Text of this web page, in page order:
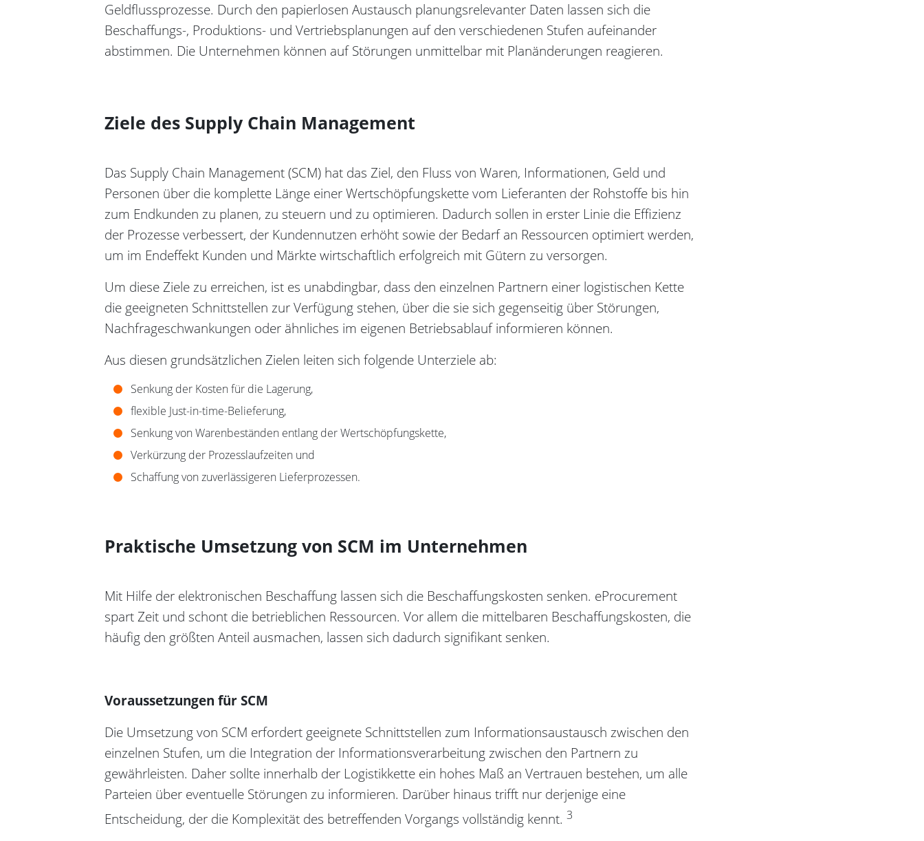
Geldflussprozesse. Durch den papierlosen Austausch planungsrelevanter Daten lassen sich die
Beschaffungs-, Produktions- und Vertriebsplanungen auf den verschiedenen Stufen aufeinander
abstimmen. Die Unternehmen können auf Störungen unmittelbar mit Planänderungen reagieren.
Ziele des Supply Chain Management
Das Supply Chain Management (SCM) hat das Ziel, den Fluss von Waren, Informationen, Geld und
Personen über die komplette Länge einer Wertschöpfungskette vom Lieferanten der Rohstoffe bis hin
zum Endkunden zu planen, zu steuern und zu optimieren. Dadurch sollen in erster Linie die Effizienz
der Prozesse verbessert, der Kundennutzen erhöht sowie der Bedarf an Ressourcen optimiert werden,
um im Endeffekt Kunden und Märkte wirtschaftlich erfolgreich mit Gütern zu versorgen.
Um diese Ziele zu erreichen, ist es unabdingbar, dass den einzelnen Partnern einer logistischen Kette
die geeigneten Schnittstellen zur Verfügung stehen, über die sie sich gegenseitig über Störungen,
Nachfrageschwankungen oder ähnliches im eigenen Betriebsablauf informieren können.
Aus diesen grundsätzlichen Zielen leiten sich folgende Unterziele ab:
Senkung der Kosten für die Lagerung,
flexible Just-in-time-Belieferung,
Senkung von Warenbeständen entlang der Wertschöpfungskette,
Verkürzung der Prozesslaufzeiten und
Schaffung von zuverlässigeren Lieferprozessen.
Praktische Umsetzung von SCM im Unternehmen
Mit Hilfe der elektronischen Beschaffung lassen sich die Beschaffungskosten senken. eProcurement
spart Zeit und schont die betrieblichen Ressourcen. Vor allem die mittelbaren Beschaffungskosten, die
häufig den größten Anteil ausmachen, lassen sich dadurch signifikant senken.
Voraussetzungen für SCM
Die Umsetzung von SCM erfordert geeignete Schnittstellen zum Informationsaustausch zwischen den
einzelnen Stufen, um die Integration der Informationsverarbeitung zwischen den Partnern zu
gewährleisten. Daher sollte innerhalb der Logistikkette ein hohes Maß an Vertrauen bestehen, um alle
Parteien über eventuelle Störungen zu informieren. Darüber hinaus trifft nur derjenige eine
Entscheidung, der die Komplexität des betreffenden Vorgangs vollständig kennt. 3